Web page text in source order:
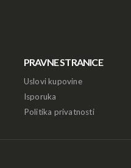
PRAVNE STRANICE
Uslovi kupovine
Isporuka
Politika privatnosti